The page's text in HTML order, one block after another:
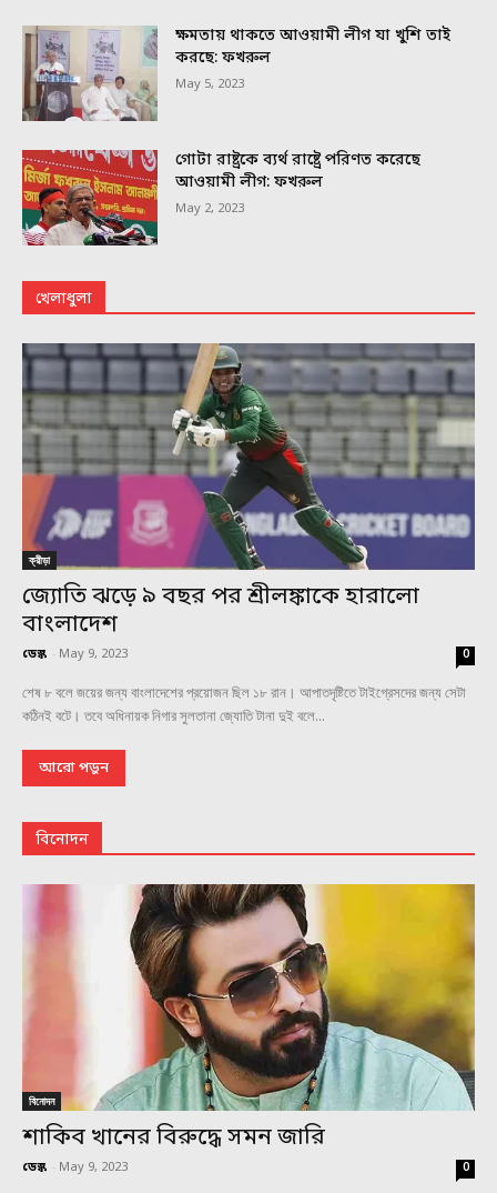
ক্ষমতায় থাকতে আওয়ামী লীগ যা খুশি তাই
করছে: ফখরুল
May 5, 2023
গোটা রাষ্ট্রকে ব্যর্থ রাষ্ট্রে পরিণত করেছে
আওয়ামী লীগ: ফখরুল
May 2, 2023
খেলাধুলা
ক্রীড়া
জ্যোতি ঝড়ে ৯ বছর পর শ্রীলঙ্কাকে হারালো
বাংলাদেশ
ডেস্ক - May 9, 2023 0
শেষ ৮ বলে জয়ের জন্য বাংলাদেশের প্রয়োজন ছিল ১৮ রান। আপাতদৃষ্টিতে টাইগ্রেসদের জন্য সেটা
কঠিনই বটে। তবে অধিনায়ক নিগার সুলতানা জ্যোতি টানা দুই বলে...
আরো পড়ুন
বিনোদন
বিনোদন
শাকিব খানের বিরুদ্ধে সমন জারি
ডেস্ক - May 9, 2023 0